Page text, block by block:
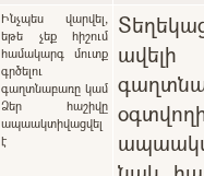
Ինչպես վարվել,
եթե չեք հիշում
համակարգ մուտք
գրծելու
գաղտնաբառը կամ
Ձեր հաշիվը
ապաակտիվացվել
է